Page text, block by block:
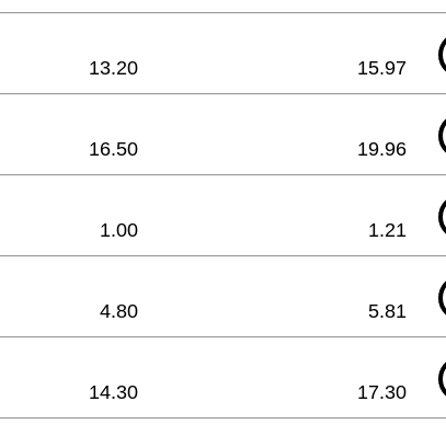
13.20 15.97
16.50 19.96
1.00 1.21
4.80 5.81
14.30 17.30